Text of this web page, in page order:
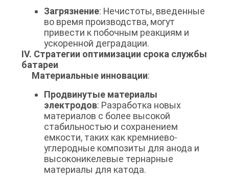
Загрязнение: Нечистоты, введенные
во время производства, могут
привести к побочным реакциям и
ускоренной деградации.
IV. Стратегии оптимизации срока службы
батареи
Материальные инновации:
Продвинутые материалы
электродов: Разработка новых
материалов с более высокой
стабильностью и сохранением
емкости, таких как кремниево-
углеродные композиты для анода и
высоконикелевые тернарные
материалы для катода.